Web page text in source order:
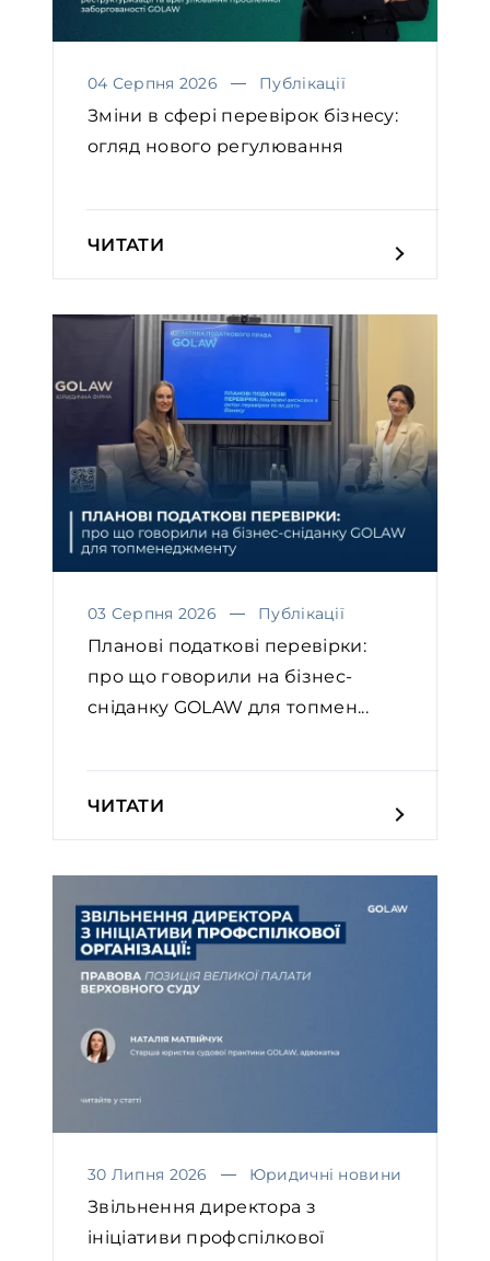
04 Серпня 2026 Публікації
Зміни в сфері перевірок бізнесу:
огляд нового регулювання
ЧИТАТИ
03 Серпня 2026 Публікації
Планові податкові перевірки:
про що говорили на бізнес-
сніданку GOLAW для топмен...
ЧИТАТИ
30 Липня 2026 Юридичні новини
Звільнення директора з
ініціативи профспілкової